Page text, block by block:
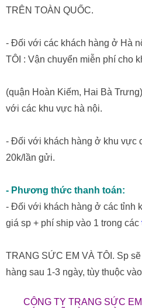
TRÊN TOÀN QUỐC.
- Đối với các khách hàng ở Hà
TÔI : Vận chuyển miễn phí cho
(quận Hoàn Kiếm, Hai Bà
với các khu vực hà nội.
- Đối với khách hàng ở khu vực
20k/lần gửi.
- Phương thức thanh toán:
- Đối với khách hàng ở các tỉnh
giá sp + phí ship vào 1 trong các
TRANG SỨC EM VÀ TÔI. Sp
hàng sau 1-3 ngày, tùy thuộc
CÔNG TY TRANG SỨC